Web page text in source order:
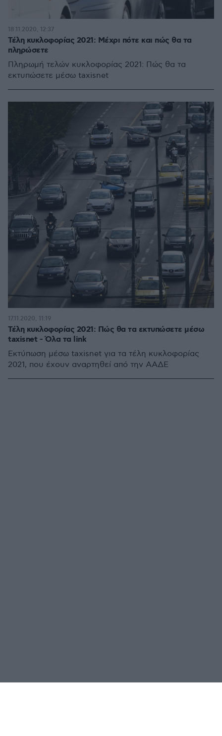
Τέλη κυκλοφορίας 2021: Μέχρι πότε και πώς θα τα
πληρώσετε
Πληρωμή τελών κυκλοφορίας 2021: Πώς θα τα
εκτυπώσετε μέσω taxisnet
18.11.2020, 12:37
Τέλη κυκλοφορίας 2021: Πώς θα τα εκτυπώσετε μέσω
taxisnet - Όλα τα link
Εκτύπωση μέσω taxisnet για τα τέλη κυκλοφορίας
2021, που έχουν αναρτηθεί από την ΑΑΔΕ
17.11.2020, 11:19